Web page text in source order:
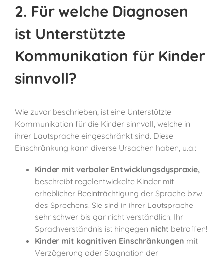
2. Für welche Diagnosen
ist Unterstützte
Kommunikation für Kinder
sinnvoll?
Wie zuvor beschrieben, ist eine Unterstützte
Kommunikation für die Kinder sinnvoll, welche in
ihrer Lautsprache eingeschränkt sind. Diese
Einschränkung kann diverse Ursachen haben, u.a.:
Kinder mit verbaler Entwicklungsdyspraxie,
beschreibt regelentwickelte Kinder mit
erheblicher Beeinträchtigung der Sprache bzw.
des Sprechens. Sie sind in ihrer Lautsprache
sehr schwer bis gar nicht verständlich. Ihr
Sprachverständnis ist hingegen nicht betroffen!
Kinder mit kognitiven Einschränkungen mit
Verzögerung oder Stagnation der